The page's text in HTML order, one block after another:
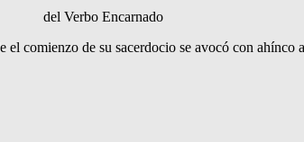
del Verbo Encarnado
comienzo de su sacerdocio se avocó con